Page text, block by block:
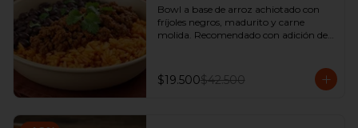
Bowl a base de arroz achiotado con
fríjoles negros, madurito y carne
molida. Recomendado con adición de
$19.500$42.500